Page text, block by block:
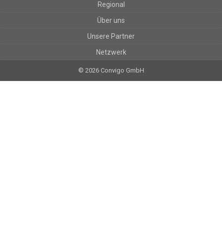
Regional
Über uns
Unsere Partner
Netzwerk
© 2026 Convigo GmbH